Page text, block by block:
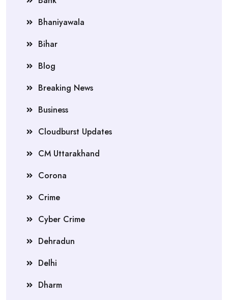
Bhaniyawala
Bihar
Blog
Breaking News
Business
Cloudburst Updates
CM Uttarakhand
Corona
Crime
Cyber Crime
Dehradun
Delhi
Dharm